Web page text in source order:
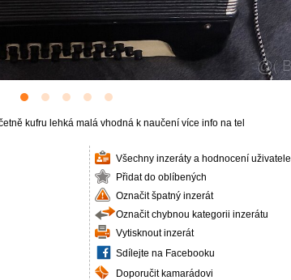
kufru lehká malá vhodná k naučení více info na tel
Všechny inzeráty a hodnocení uživatele
Přidat do oblíbených
Označit špatný inzerát
Označit chybnou kategorii inzerátu
Vytisknout inzerát
Sdílejte na Facebooku
Doporučit kamarádovi